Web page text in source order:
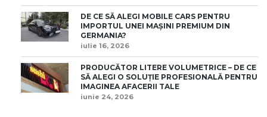
DE CE SĂ ALEGI MOBILE CARS PENTRU
IMPORTUL UNEI MAȘINI PREMIUM DIN
GERMANIA?
iulie 16, 2026
PRODUCĂTOR LITERE VOLUMETRICE – DE CE
SĂ ALEGI O SOLUȚIE PROFESIONALĂ PENTRU
IMAGINEA AFACERII TALE
iunie 24, 2026